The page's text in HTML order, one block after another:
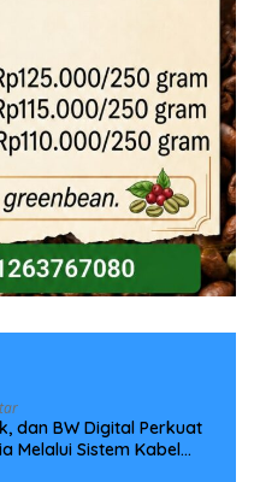
dan BW Digital Perkuat
Melalui Sistem Kabel